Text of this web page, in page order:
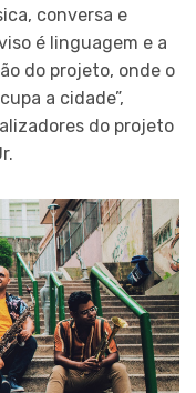
conversa e
é linguagem e a
do projeto, onde o
a cidade”,
do projeto